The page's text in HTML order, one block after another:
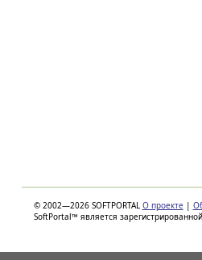
© 2002—2026 SOFTPORTAL О проекте |
SoftPortal™ является